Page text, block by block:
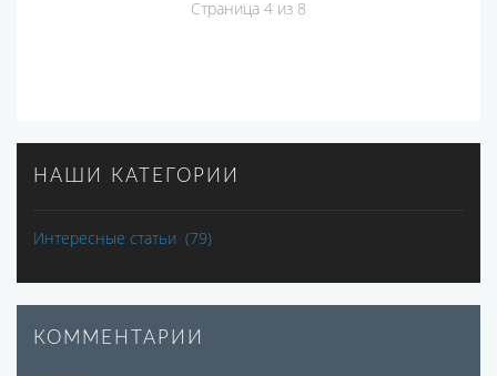
Страница 4 из 8
НАШИ КАТЕГОРИИ
Интересные статьи (79)
КОММЕНТАРИИ